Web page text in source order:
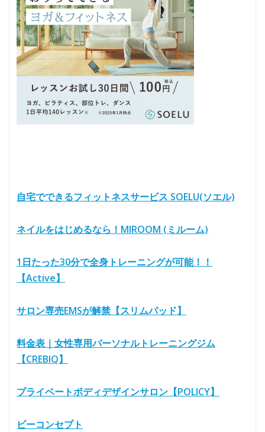
自宅でできるフィットネスサービス SOELU(ソエル)
ネイルをはじめるなら！MIROOM (ミルーム)
1日たった30分で全身トレーニングが可能！！
【Active】
サロン専売EMSが解禁【スリムパッド】
料金表｜女性専用パーソナルトレーニングジム
【CREBIQ】
プライベートボディデザインサロン【POLICY】
ビーコンセプト